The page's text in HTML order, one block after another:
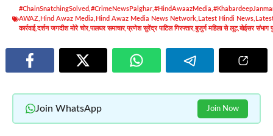
#ChainSnatchingSolved #CrimeNewsPalghar #HindAwaazMedia
AWAZ Hind Awaz Media Hind Awaz Media News Network Latest Hindi News
कार्रवाई,दर्शन जगदीश मोरे चोर,पालघर समाचार,प्रणेश सुरेंद्र पाटिल गिरफ्तार,बुजुर्ग महिला से लूट,बोईसर संभाग
Join WhatsApp Join Now